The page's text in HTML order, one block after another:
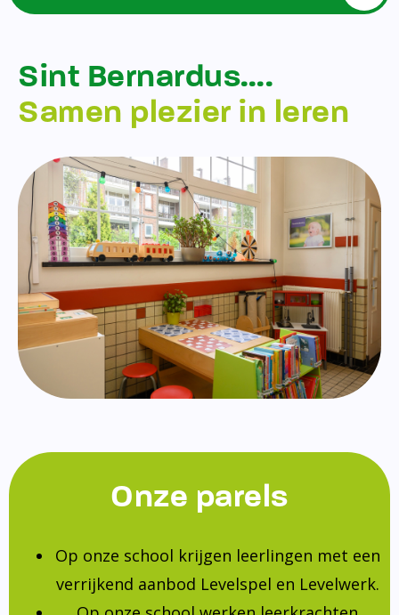
Sint Bernardus….
Samen plezier in leren
Onze parels
Op onze school krijgen leerlingen met een
verrijkend aanbod Levelspel en Levelwerk.